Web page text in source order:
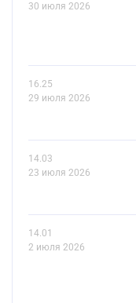
30 июля 2026
16.25
29 июля 2026
14.03
23 июля 2026
14.01
2 июля 2026